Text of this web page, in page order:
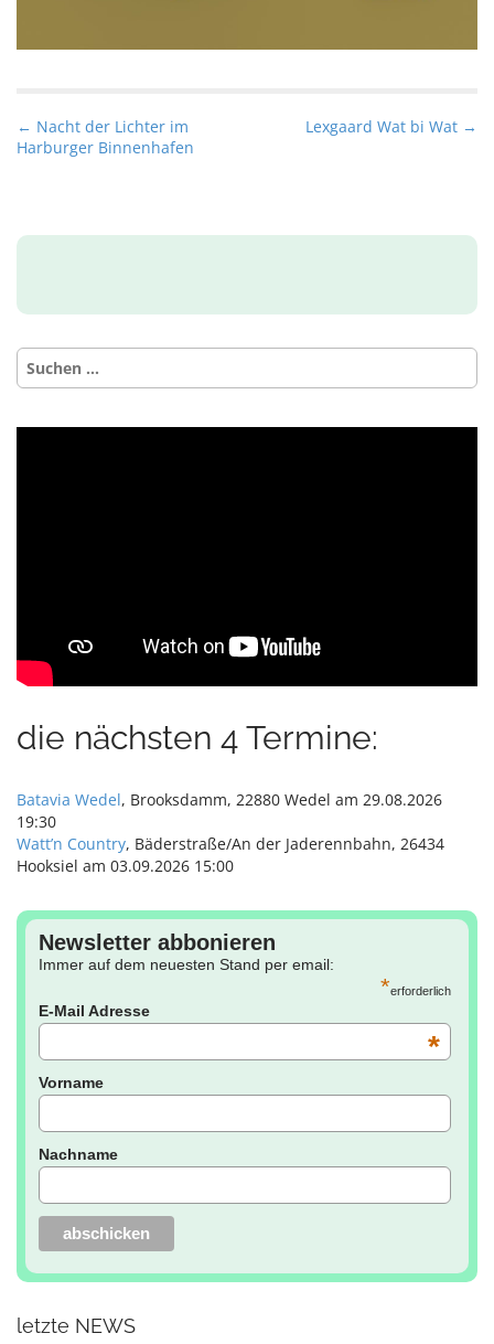
P
o
n
v
g
a
← Nacht der Lichter im
Harburger Binnenhafen
Lexgaard Wat bi Wat →
Suchen
nach:
die nächsten 4 Termine:
Batavia Wedel, Brooksdamm, 22880 Wedel am 29.08.2026
19:30
Watt’n Country, Bäderstraße/An der Jaderennbahn, 26434
Hooksiel am 03.09.2026 15:00
Newsletter abbonieren
Immer auf dem neuesten Stand per email:
*erforderlich
E-Mail Adresse
*
Vorname
Nachname
letzte NEWS